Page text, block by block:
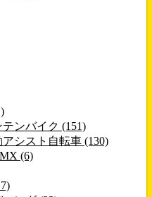
ンバイク (151)
シスト自転車 (130)
(6)